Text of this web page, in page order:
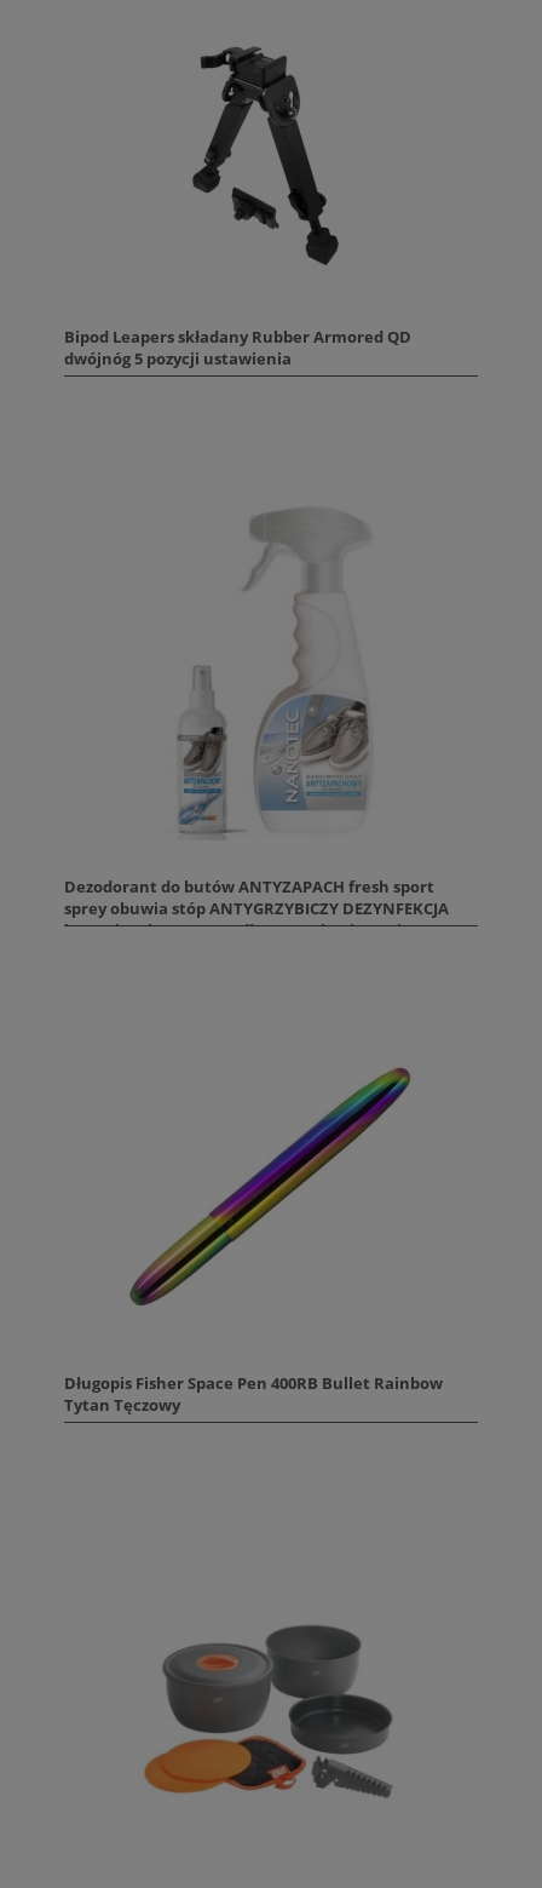
Bipod Leapers składany Rubber Armored QD
dwójnóg 5 pozycji ustawienia
Dezodorant do butów ANTYZAPACH fresh sport
sprey obuwia stóp ANTYGRZYBICZY DEZYNFEKCJA
jonami srebra. Usuwa długotrwale nieprzyjemne
Długopis Fisher Space Pen 400RB Bullet Rainbow
Tytan Tęczowy